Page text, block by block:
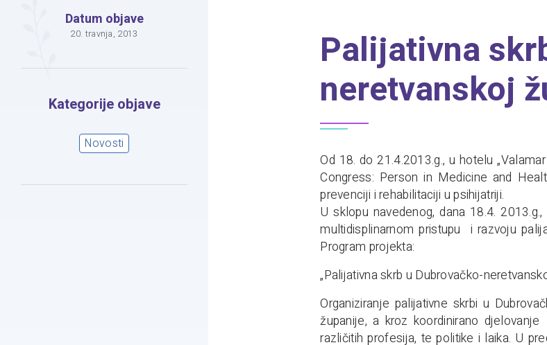
Datum objave
20. travnja, 2013
Kategorije objave
Novosti
Palijativna
neretvanskoj
Od 18. do 21.4.2013.g., u hotelu
Congress: Person in Medicine and
prevenciji i rehabilitaciji u psihijatriji.
U sklopu navedenog, dana 18.4.
multidisplinarnom pristupu i razvoju
Program projekta:
„Palijativna skrb u Dubrovačko-
Organiziranje palijativne skrbi u
županije, a kroz koordinirano
različitih profesija, te politike i laika. U